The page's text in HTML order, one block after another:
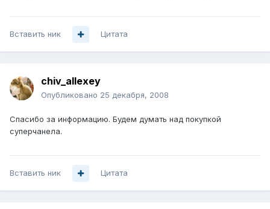
Вставить ник Цитата
chiv_allexey
Опубликовано 25 декабря, 2008
Спасибо за информацию. Будем думать над покупкой
суперчанела.
Вставить ник Цитата